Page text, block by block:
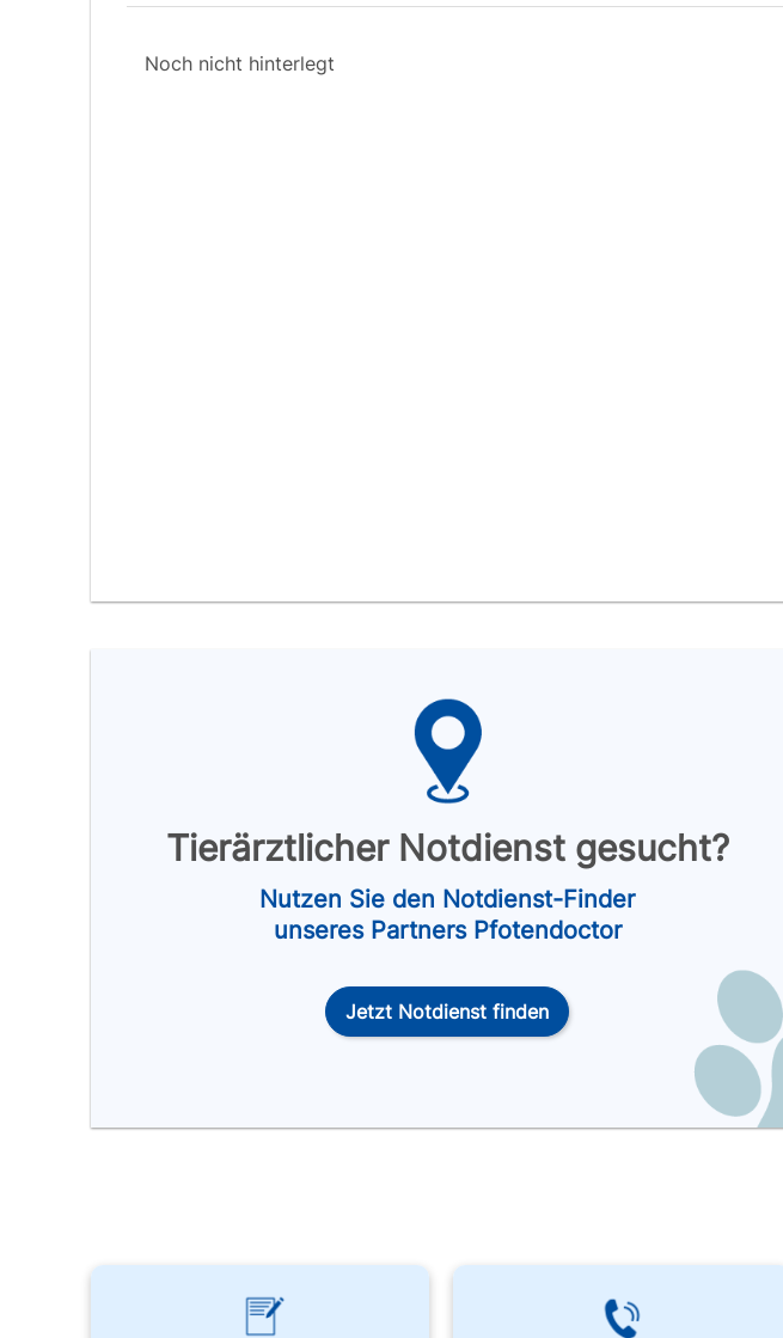
Noch nicht hinterlegt
Tierärztlicher Notdienst gesucht?
Nutzen Sie den Notdienst-Finder
unseres Partners Pfotendoctor
Jetzt Notdienst finden